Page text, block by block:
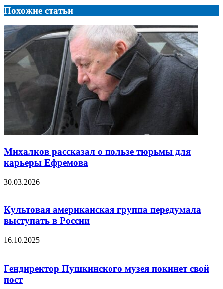
Похожие статьи
Михалков рассказал о пользе тюрьмы для
карьеры Ефремова
30.03.2026
Культовая американская группа передумала
выступать в России
16.10.2025
Гендиректор Пушкинского музея покинет свой
пост